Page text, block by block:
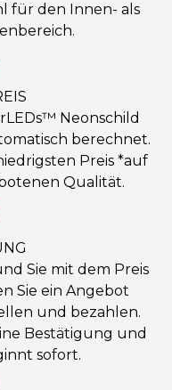
für den Innen- als
Neonschild
berechnet.
Preis *auf
Qualität.
Sie mit dem Preis
Sie ein Angebot
und bezahlen.
Bestätigung und
sofort.